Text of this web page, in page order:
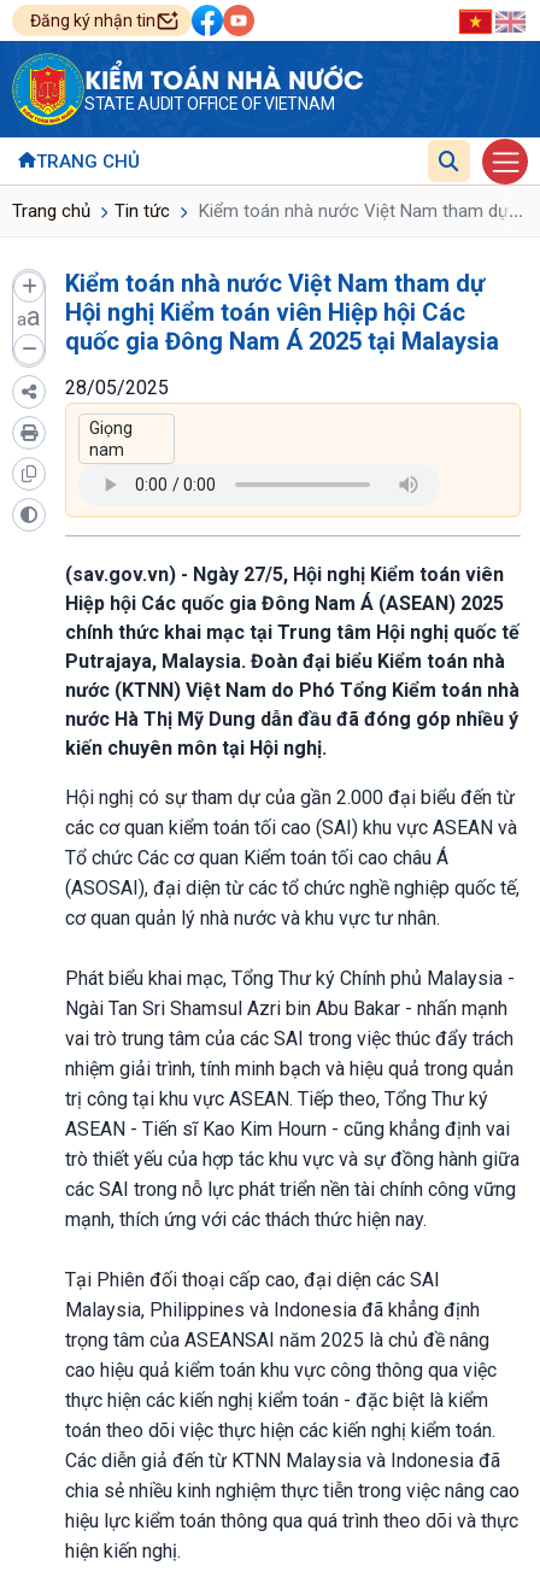
Đăng ký nhận tin
KIỂM TOÁN NHÀ NƯỚC
STATE AUDIT OFFICE OF VIETNAM
TRANG CHỦ
Trang chủ Tin tức Kiểm toán nhà nước Việt Nam tham dự ...
aa
Kiểm toán nhà nước Việt Nam tham dự
Hội nghị Kiểm toán viên Hiệp hội Các
quốc gia Đông Nam Á 2025 tại Malaysia
28/05/2025
(sav.gov.vn) - Ngày 27/5, Hội nghị Kiểm toán viên
Hiệp hội Các quốc gia Đông Nam Á (ASEAN) 2025
chính thức khai mạc tại Trung tâm Hội nghị quốc tế
Putrajaya, Malaysia. Đoàn đại biểu Kiểm toán nhà
nước (KTNN) Việt Nam do Phó Tổng Kiểm toán nhà
nước Hà Thị Mỹ Dung dẫn đầu đã đóng góp nhiều ý
kiến chuyên môn tại Hội nghị.
Hội nghị có sự tham dự của gần 2.000 đại biểu đến từ
các cơ quan kiểm toán tối cao (SAI) khu vực ASEAN và
Tổ chức Các cơ quan Kiểm toán tối cao châu Á
(ASOSAI), đại diện từ các tổ chức nghề nghiệp quốc tế,
cơ quan quản lý nhà nước và khu vực tư nhân.
Phát biểu khai mạc, Tổng Thư ký Chính phủ Malaysia -
Ngài Tan Sri Shamsul Azri bin Abu Bakar - nhấn mạnh
vai trò trung tâm của các SAI trong việc thúc đẩy trách
nhiệm giải trình, tính minh bạch và hiệu quả trong quản
trị công tại khu vực ASEAN. Tiếp theo, Tổng Thư ký
ASEAN - Tiến sĩ Kao Kim Hourn - cũng khẳng định vai
trò thiết yếu của hợp tác khu vực và sự đồng hành giữa
các SAI trong nỗ lực phát triển nền tài chính công vững
mạnh, thích ứng với các thách thức hiện nay.
Tại Phiên đối thoại cấp cao, đại diện các SAI
Malaysia, Philippines và Indonesia đã khẳng định
trọng tâm của ASEANSAI năm 2025 là chủ đề nâng
cao hiệu quả kiểm toán khu vực công thông qua việc
thực hiện các kiến nghị kiểm toán - đặc biệt là kiểm
toán theo dõi việc thực hiện các kiến nghị kiểm toán.
Các diễn giả đến từ KTNN Malaysia và Indonesia đã
chia sẻ nhiều kinh nghiệm thực tiễn trong việc nâng cao
hiệu lực kiểm toán thông qua quá trình theo dõi và thực
hiện kiến nghị.